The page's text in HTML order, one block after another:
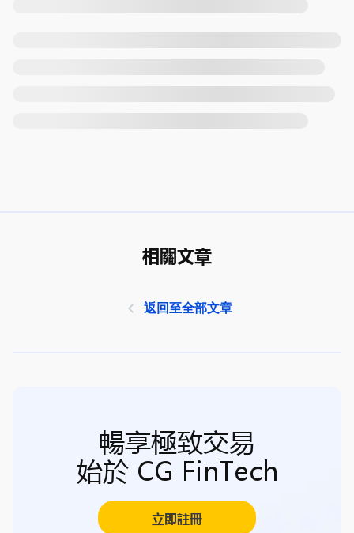
相關文章
返回至全部文章
暢享極致交易
始於 CG FinTech
立即註冊